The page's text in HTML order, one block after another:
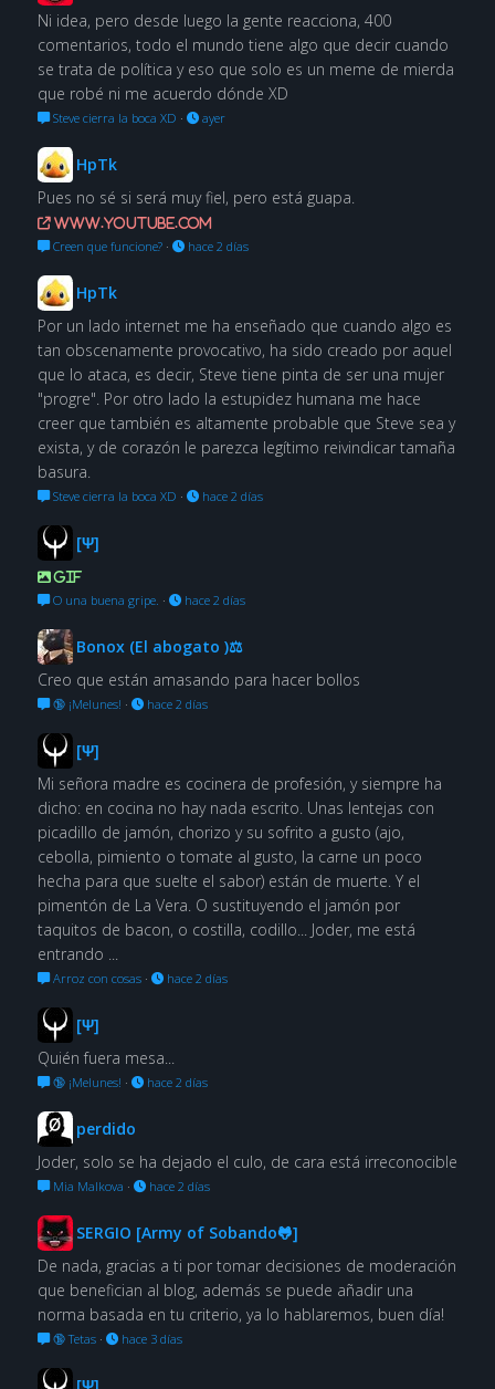
Ni idea, pero desde luego la gente reacciona, 400
comentarios, todo el mundo tiene algo que decir cuando
se trata de política y eso que solo es un meme de mierda
que robé ni me acuerdo dónde XD
Steve cierra la boca XD · ayer
HpTk
Pues no sé si será muy fiel, pero está guapa.
www.youtube.com
Creen que funcione?· hace 2 días
HpTk
Por un lado internet me ha enseñado que cuando algo es
tan obscenamente provocativo, ha sido creado por aquel
que lo ataca, es decir, Steve tiene pinta de ser una mujer
"progre". Por otro lado la estupidez humana me hace
creer que también es altamente probable que Steve sea y
exista, y de corazón le parezca legítimo reivindicar tamaña
basura.
Steve cierra la boca XD · hace 2 días
[Ψ]
GIF
O una buena gripe. · hace 2 días
Bonox (El abogato )⚖
Creo que están amasando para hacer bollos
🔞 ¡Melunes! · hace 2 días
[Ψ]
Mi señora madre es cocinera de profesión, y siempre ha
dicho: en cocina no hay nada escrito. Unas lentejas con
picadillo de jamón, chorizo y su sofrito a gusto (ajo,
cebolla, pimiento o tomate al gusto, la carne un poco
hecha para que suelte el sabor) están de muerte. Y el
pimentón de La Vera. O sustituyendo el jamón por
taquitos de bacon, o costilla, codillo... Joder, me está
entrando ...
Arroz con cosas· hace 2 días
[Ψ]
Quién fuera mesa...
🔞 ¡Melunes! · hace 2 días
perdido
Joder, solo se ha dejado el culo, de cara está irreconocible
Mia Malkova · hace 2 días
SERGIO [Army of Sobando🐸]
De nada, gracias a ti por tomar decisiones de moderación
que benefician al blog, además se puede añadir una
norma basada en tu criterio, ya lo hablaremos, buen día!
🔞 Tetas· hace 3 días